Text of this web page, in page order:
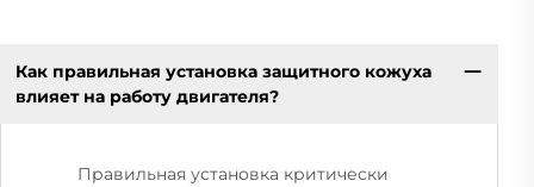
Как правильная установка защитного кожуха
влияет на работу двигателя?
Правильная установка критически